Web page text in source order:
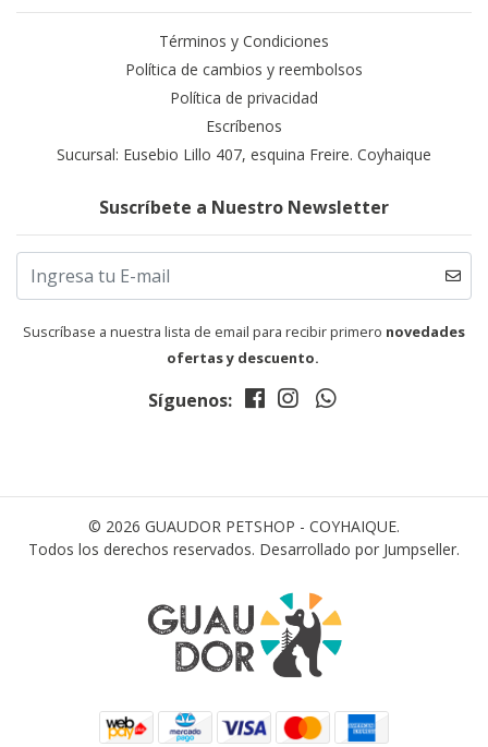
Términos y Condiciones
Política de cambios y reembolsos
Política de privacidad
Escríbenos
Sucursal: Eusebio Lillo 407, esquina Freire. Coyhaique
Suscríbete a Nuestro Newsletter
Suscríbase a nuestra lista de email para recibir primero novedades
ofertas y descuento.
Síguenos:
© 2026 GUAUDOR PETSHOP - COYHAIQUE.
Todos los derechos reservados. Desarrollado por Jumpseller.